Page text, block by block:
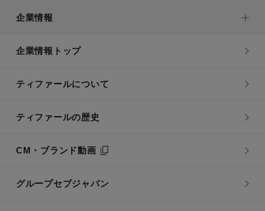
企業情報
企業情報トップ
ティファールについて
ティファールの歴史
CM・ブランド動画
グループセブジャパン